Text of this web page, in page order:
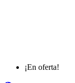
¡En oferta!